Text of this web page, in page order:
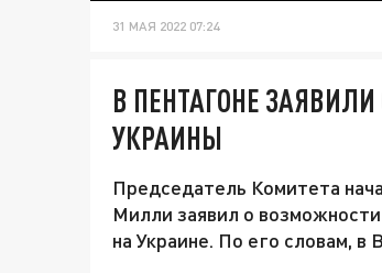
31 МАЯ 2022 07:24
В ПЕНТАГОНЕ
УКРАИНЫ
Председатель Комитета
Милли заявил о
на Украине. По его словам,